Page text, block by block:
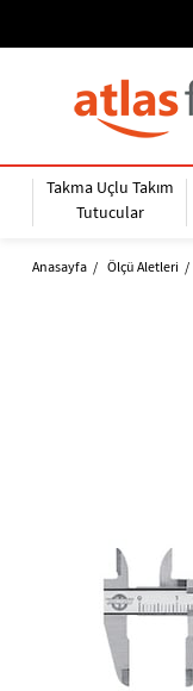
Takma Uçlu Takım
Tutucular
Anasayfa Ölçü Aletleri